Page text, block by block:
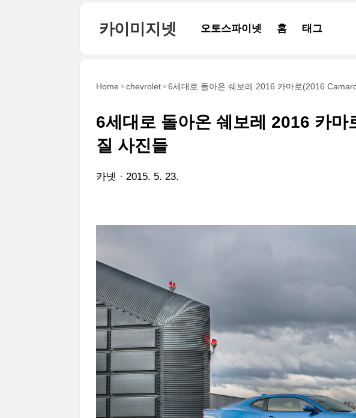
카이미지넷 오토스파이넷 홈 태그
Home chevrolet 6세대로 돌아온 쉐보레 2016 카마로(2016
6세대로 돌아온 쉐보레 2016 카
질 사진들
카넷 2015. 5. 23.